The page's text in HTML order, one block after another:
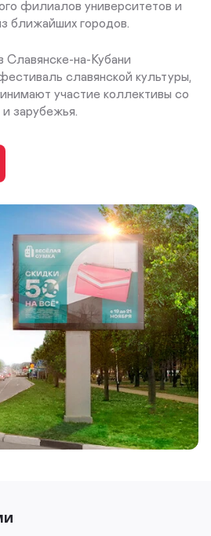
филиалов университетов и
ближайших городов.
Славянске-на-Кубани
славянской культуры,
участие коллективы со
зарубежья.